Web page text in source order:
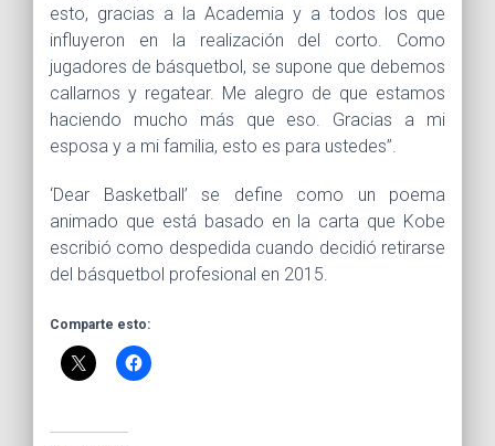
esto, gracias a la Academia y a todos los que
influyeron en la realización del corto. Como
jugadores de básquetbol, se supone que debemos
callarnos y regatear. Me alegro de que estamos
haciendo mucho más que eso. Gracias a mi
esposa y a mi familia, esto es para ustedes”.
‘Dear Basketball’ se define como un poema
animado que está basado en la carta que Kobe
escribió como despedida cuando decidió retirarse
del básquetbol profesional en 2015.
Comparte esto: